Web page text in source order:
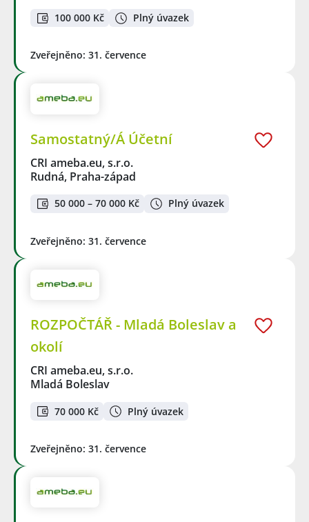
100 000 Kč Plný úvazek
Zveřejněno: 31. července
Samostatný/Á Účetní
CRI ameba.eu, s.r.o.
Rudná, Praha-západ
50 000 – 70 000 Kč Plný úvazek
Zveřejněno: 31. července
ROZPOČTÁŘ - Mladá Boleslav a
okolí
CRI ameba.eu, s.r.o.
Mladá Boleslav
70 000 Kč Plný úvazek
Zveřejněno: 31. července